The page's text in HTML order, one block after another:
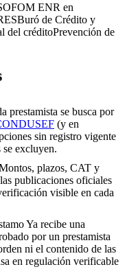
ENR en
Buró de Crédito y
del créditoPrevención de
prestamista se busca por
(y en
sin registro vigente
se excluyen.
plazos, CAT y
publicaciones oficiales
visible en cada
Ya recibe una
por un prestamista
ni el contenido de las
en regulación verificable